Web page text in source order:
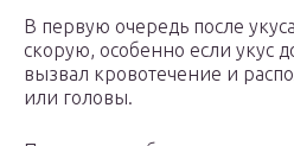
В первую очередь после
скорую, особенно если укус
вызвал кровотечение и
или головы.